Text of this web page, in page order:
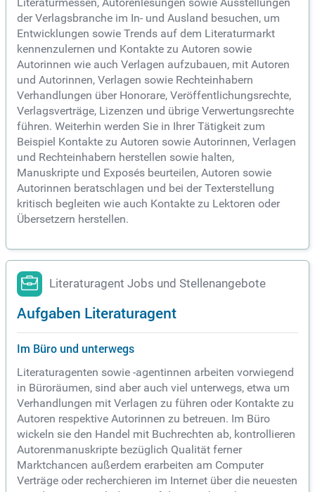
der Verlagsbranche im In- und Ausland besuchen, um
Entwicklungen sowie Trends auf dem Literaturmarkt
kennenzulernen und Kontakte zu Autoren sowie
Autorinnen wie auch Verlagen aufzubauen, mit Autoren
und Autorinnen, Verlagen sowie Rechteinhabern
Verhandlungen über Honorare, Veröffentlichungsrechte,
Verlagsverträge, Lizenzen und übrige Verwertungsrechte
führen. Weiterhin werden Sie in Ihrer Tätigkeit zum
Beispiel Kontakte zu Autoren sowie Autorinnen, Verlagen
und Rechteinhabern herstellen sowie halten,
Manuskripte und Exposés beurteilen, Autoren sowie
Autorinnen beratschlagen und bei der Texterstellung
kritisch begleiten wie auch Kontakte zu Lektoren oder
Übersetzern herstellen.
Literaturagent Jobs und Stellenangebote
Aufgaben Literaturagent
Im Büro und unterwegs
Literaturagenten sowie -agentinnen arbeiten vorwiegend
in Büroräumen, sind aber auch viel unterwegs, etwa um
Verhandlungen mit Verlagen zu führen oder Kontakte zu
Autoren respektive Autorinnen zu betreuen. Im Büro
wickeln sie den Handel mit Buchrechten ab, kontrollieren
Autorenmanuskripte bezüglich Qualität ferner
Marktchancen außerdem erarbeiten am Computer
Verträge oder recherchieren im Internet über die neuesten